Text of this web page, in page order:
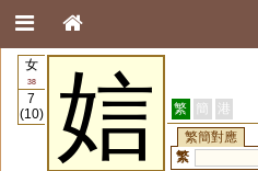
女
38
7
(10)
娮 繁 簡 港
繁簡對應
繁